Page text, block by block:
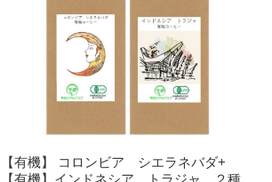
【有機】 コロンビア シエラネバダ+